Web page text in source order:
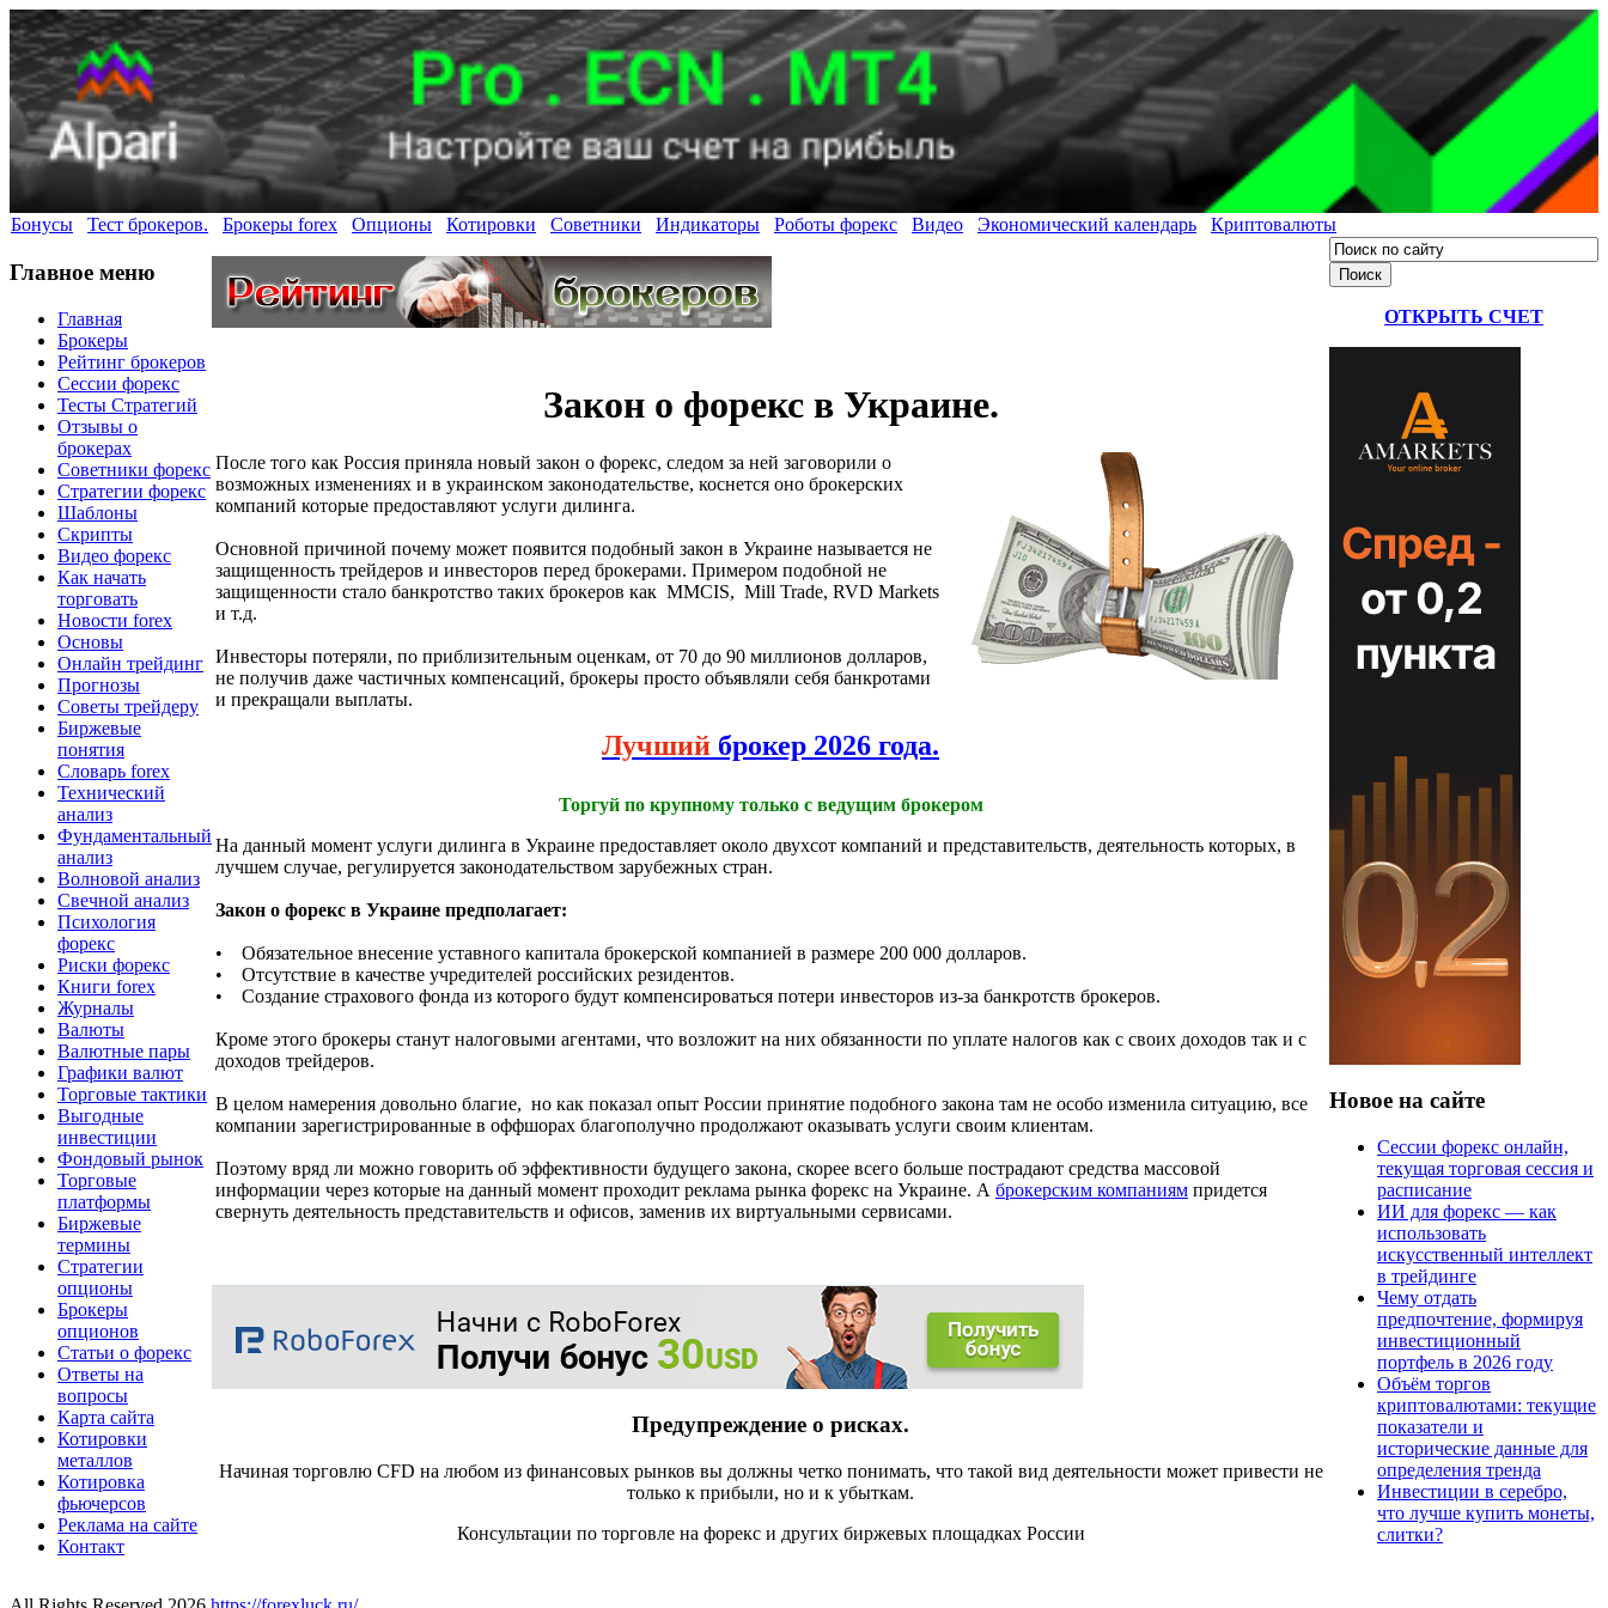
Бонусы Тест брокеров. Брокеры forex Опционы Котировки Советники Индикаторы Роботы форекс Видео Экономический календарь Криптовалюты
Главное меню
Главная
Брокеры
Рейтинг брокеров
Сессии форекс
Тесты Стратегий
Отзывы о
брокерах
Советники форекс
Стратегии форекс
Шаблоны
Скрипты
Видео форекс
Как начать
торговать
Новости forex
Основы
Онлайн трейдинг
Прогнозы
Советы трейдеру
Биржевые
понятия
Словарь forex
Технический
анализ
Фундаментальный
анализ
Волновой анализ
Свечной анализ
Психология
форекс
Риски форекс
Книги forex
Журналы
Валюты
Валютные пары
Графики валют
Торговые тактики
Выгодные
инвестиции
Фондовый рынок
Торговые
платформы
Биржевые
термины
Стратегии
опционы
Брокеры
опционов
Статьи о форекс
Ответы на
вопросы
Карта сайта
Котировки
металлов
Котировка
фьючерсов
Реклама на сайте
Контакт
Закон о форекс в Украине.
После того как Россия приняла новый закон о форекс, следом за ней заговорили о
возможных изменениях и в украинском законодательстве, коснется оно брокерских
компаний которые предоставляют услуги дилинга.
Основной причиной почему может появится подобный закон в Украине называется не
защищенность трейдеров и инвесторов перед брокерами. Примером подобной не
защищенности стало банкротство таких брокеров как MMCIS, Mill Trade, RVD Markets
и т.д.
Инвесторы потеряли, по приблизительным оценкам, от 70 до 90 миллионов долларов,
не получив даже частичных компенсаций, брокеры просто объявляли себя банкротами
и прекращали выплаты.
Лучший брокер 2026 года.
Торгуй по крупному только с ведущим брокером
На данный момент услуги дилинга в Украине предоставляет около двухсот компаний и представительств, деятельность которых, в
лучшем случае, регулируется законодательством зарубежных стран.
Закон о форекс в Украине предполагает:
• Обязательное внесение уставного капитала брокерской компанией в размере 200 000 долларов.
• Отсутствие в качестве учредителей российских резидентов.
• Создание страхового фонда из которого будут компенсироваться потери инвесторов из-за банкротств брокеров.
Кроме этого брокеры станут налоговыми агентами, что возложит на них обязанности по уплате налогов как с своих доходов так и с
доходов трейдеров.
В целом намерения довольно благие, но как показал опыт России принятие подобного закона там не особо изменила ситуацию, все
компании зарегистрированные в оффшорах благополучно продолжают оказывать услуги своим клиентам.
Поэтому вряд ли можно говорить об эффективности будущего закона, скорее всего больше пострадают средства массовой
информации через которые на данный момент проходит реклама рынка форекс на Украине. А брокерским компаниям придется
свернуть деятельность представительств и офисов, заменив их виртуальными сервисами.
Предупреждение о рисках.
Начиная торговлю CFD на любом из финансовых рынков вы должны четко понимать, что такой вид деятельности может привести не
только к прибыли, но и к убыткам.
Консультации по торговле на форекс и других биржевых площадках России
ОТКРЫТЬ СЧЕТ
Новое на сайте
Сессии форекс онлайн,
текущая торговая сессия и
расписание
ИИ для форекс — как
использовать
искусственный интеллект
в трейдинге
Чему отдать
предпочтение, формируя
инвестиционный
портфель в 2026 году
Объём торгов
криптовалютами: текущие
показатели и
исторические данные для
определения тренда
Инвестиции в серебро,
что лучше купить монеты,
слитки?